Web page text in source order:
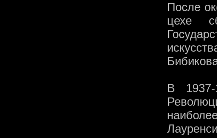
После
цехе
В 1937-